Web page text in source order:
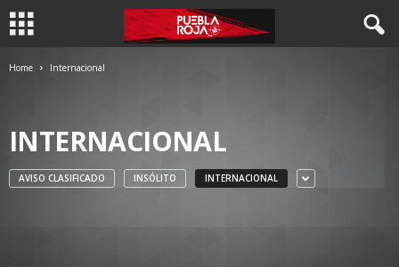
Home Internacional
INTERNACIONAL
AVISO CLASIFICADO INSÓLITO INTERNACIONAL